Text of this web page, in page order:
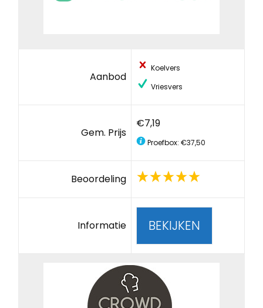
Aanbod
Koelvers
Vriesvers
Gem. Prijs
€7,19
Proefbox: €37,50
Beoordeling
Informatie BEKIJKEN